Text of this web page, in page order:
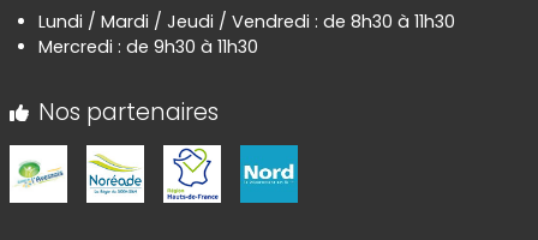
Lundi / Mardi / Jeudi / Vendredi : de 8h30 à 11h30
Mercredi : de 9h30 à 11h30
Nos partenaires